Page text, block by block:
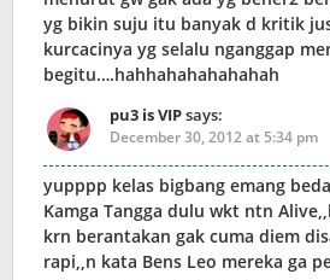
yg bikin suju itu banyak d kritik
kurcacinya yg selalu nganggap
begitu….hahhahahahahahah
pu3 is VIPsays:
December 30, 2012 at 5:34 pm
yupppp kelas bigbang emang
Kamga Tangga dulu wkt ntn
krn berantakan gak cuma diem
rapi,,n kata Bens Leo mereka ga